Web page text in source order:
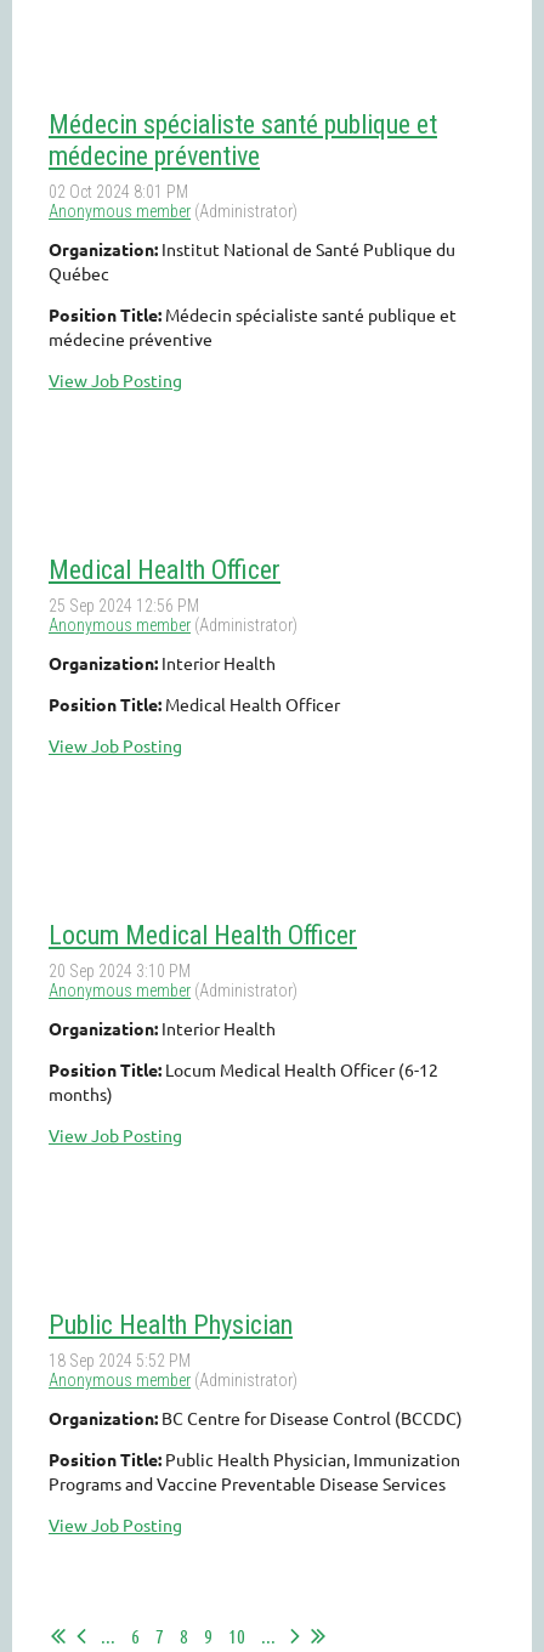
Médecin spécialiste santé publique et
médecine préventive
Organization: Institut National de Santé Publique du
Québec
Position Title: Médecin spécialiste santé publique et
médecine préventive
View Job Posting
Medical Health Officer
Organization: Interior Health
Position Title: Medical Health Officer
View Job Posting
Locum Medical Health Officer
Organization: Interior Health
Position Title: Locum Medical Health Officer (6-12
months)
View Job Posting
Public Health Physician
Organization: BC Centre for Disease Control (BCCDC)
Position Title: Public Health Physician, Immunization
Programs and Vaccine Preventable Disease Services
View Job Posting
... 6 7 8 9 10 ...